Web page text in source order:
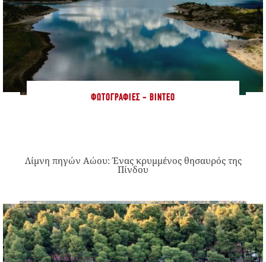
ΦΩΤΟΓΡΑΦΊΕΣ - ΒΊΝΤΕΟ
Λίμνη πηγών Αώου: Ένας κρυμμένος θησαυρός της
Πίνδου